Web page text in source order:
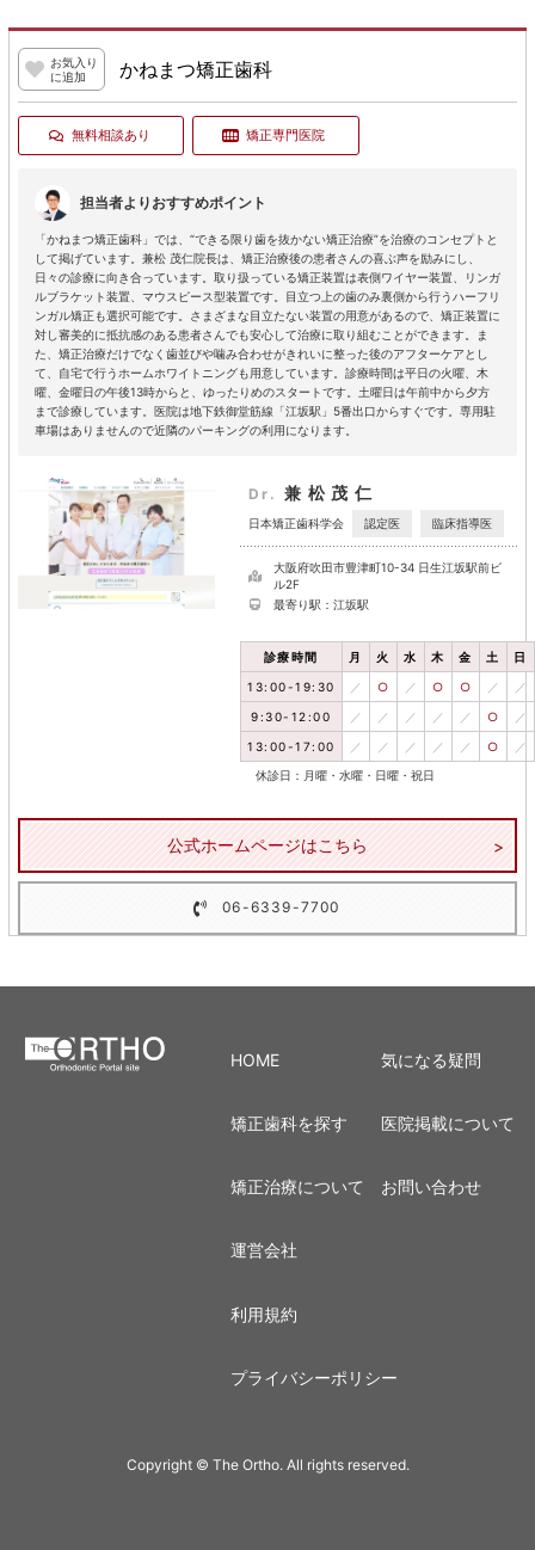
お気入り
に追加
かねまつ矯正歯科
無料相談あり 矯正専門医院
担当者よりおすすめポイント
「かねまつ矯正歯科」では、“できる限り歯を抜かない矯正治療”を治療のコンセプトと
して掲げています。兼松 茂仁院長は、矯正治療後の患者さんの喜ぶ声を励みにし、
日々の診療に向き合っています。取り扱っている矯正装置は表側ワイヤー装置、リンガ
ルブラケット装置、マウスピース型装置です。目立つ上の歯のみ裏側から行うハーフリ
ンガル矯正も選択可能です。さまざまな目立たない装置の用意があるので、矯正装置に
対し審美的に抵抗感のある患者さんでも安心して治療に取り組むことができます。ま
た、矯正治療だけでなく歯並びや噛み合わせがきれいに整った後のアフターケアとし
て、自宅で行うホームホワイトニングも用意しています。診療時間は平日の火曜、木
曜、金曜日の午後13時からと、ゆったりめのスタートです。土曜日は午前中から夕方
まで診療しています。医院は地下鉄御堂筋線「江坂駅」5番出口からすぐです。専用駐
車場はありませんので近隣のパーキングの利用になります。
Dr. 兼松茂仁
日本矯正歯科学会 認定医 臨床指導医
大阪府吹田市豊津町10-34 日生江坂駅前ビ
ル2F
最寄り駅：江坂駅
診療時間 月 火 水 木 金 土 日
13:00-19:30 ／ ○ ／ ○ ○ ／ ／
9:30-12:00 ／ ／ ／ ／ ／ ○ ／
13:00-17:00 ／ ／ ／ ／ ／ ○ ／
休診日：月曜・水曜・日曜・祝日
公式ホームページはこちら
06-6339-7700
HOME
矯正歯科を探す
矯正治療について
気になる疑問
医院掲載について
お問い合わせ
運営会社
利用規約
プライバシーポリシー
Copyright © The Ortho. All rights reserved.